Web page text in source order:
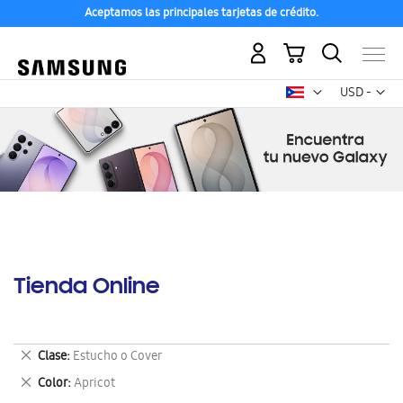
Aceptamos las principales tarjetas de crédito.
USD -
dólar
Mi carrito
Tienda Online
Clase Estucho o Cover
Eliminar
este
artículo
Color Apricot
Eliminar